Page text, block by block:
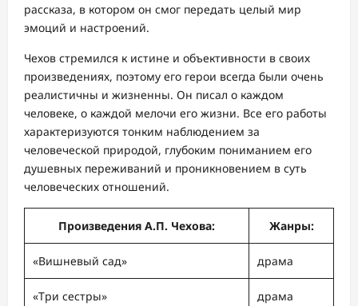
рассказа, в котором он смог передать целый мир
эмоций и настроений.
Чехов стремился к истине и объективности в своих
произведениях, поэтому его герои всегда были очень
реалистичны и жизненны. Он писал о каждом
человеке, о каждой мелочи его жизни. Все его работы
характеризуются тонким наблюдением за
человеческой природой, глубоким пониманием его
душевных переживаний и проникновением в суть
человеческих отношений.
Произведения А.П. Чехова: Жанры:
«Вишневый сад» драма
«Три сестры» драма